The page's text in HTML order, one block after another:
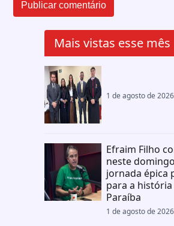
Mais vistas esse mês
1 de agosto de 2026
Efraim Filho
neste
jornada épica
para a
Paraíba
1 de agosto de 2026